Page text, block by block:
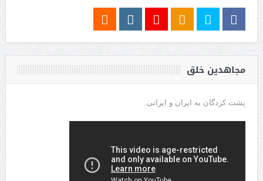
مجاهدین خلق
پشت کردگان به ایران و ایرانی.